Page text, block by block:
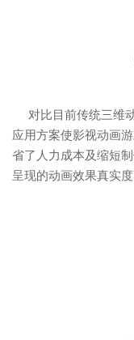
对比目前传统三维
应用方案使影视动画
省了人力成本及缩短
呈现的动画效果真实度